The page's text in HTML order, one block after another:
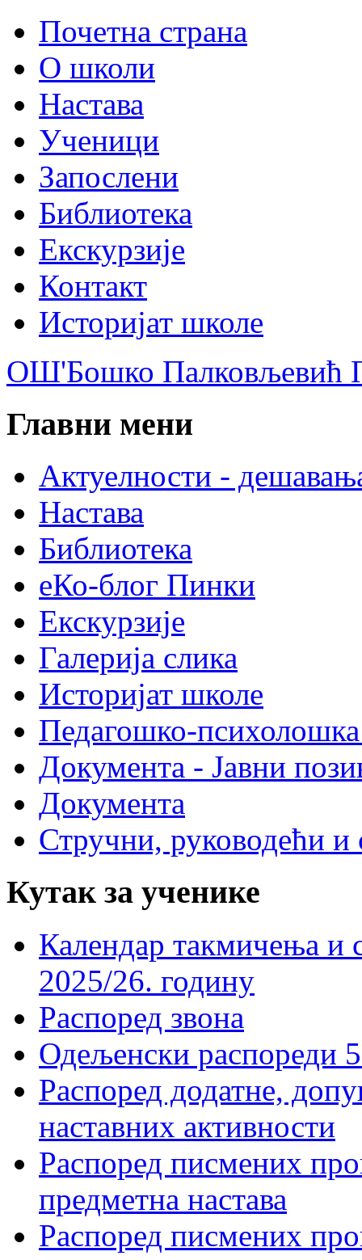
Почетна страна
О школи
Настава
Ученици
Запослени
Библиотека
Екскурзије
Контакт
Историјат школе
ОШ'Бошко Палковљевић
Главни мени
Актуелности -
Настава
Библиотека
еКо-блог Пинки
Екскурзије
Галерија слика
Историјат школе
Педагошко-психолошка
Документа - Јавни
Документа
Стручни, руководећи и
Кутак за ученике
Календар такмичења
2025/26. годину
Распоред звона
Одељенски распореди
Распоред додатне,
наставних активности
Распоред писмених
предметна настава
Распоред писмених